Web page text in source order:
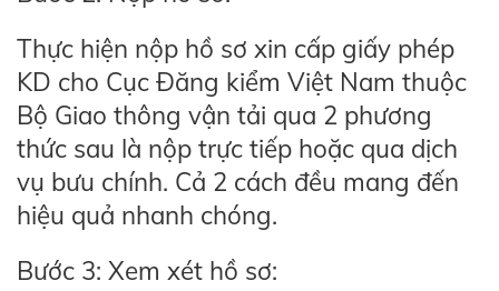
Thực hiện nộp hồ sơ xin cấp giấy phép
KD cho Cục Đăng kiểm Việt Nam thuộc
Bộ Giao thông vận tải qua 2 phương
thức sau là nộp trực tiếp hoặc qua dịch
vụ bưu chính. Cả 2 cách đều mang đến
hiệu quả nhanh chóng.
Bước 3: Xem xét hồ sơ: